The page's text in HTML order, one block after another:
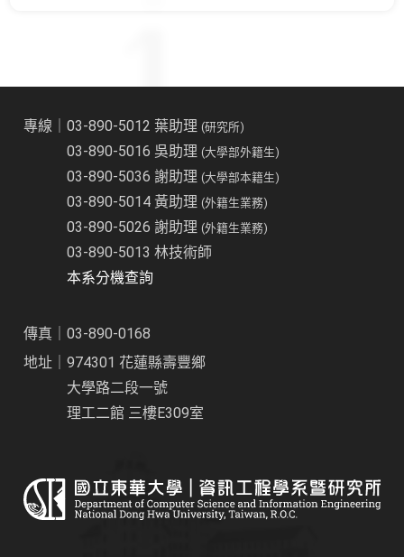
專線｜03-890-5012 葉助理(研究所)
03-890-5016 吳助理(大學部外籍生)
03-890-5036 謝助理(大學部本籍生)
03-890-5014 黃助理(外籍生業務)
03-890-5026 謝助理(外籍生業務)
03-890-5013 林技術師
本系分機查詢
傳真｜03-890-0168
地址｜974301 花蓮縣壽豐鄉
大學路二段一號
理工二館 三樓E309室